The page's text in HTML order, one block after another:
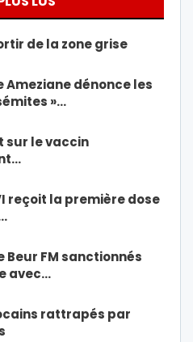
de la zone grise
Ameziane dénonce les
»…
sur le vaccin
reçoit la première dose
FM sanctionnés
avec…
rattrapés par